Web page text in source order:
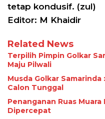
tetap kondusif. (zul)
Editor: M Khaidir
Related News
Terpilih Pimpin Golkar
Maju Pilwali
Musda Golkar
Calon Tunggal
Penanganan Ruas
Dipercepat